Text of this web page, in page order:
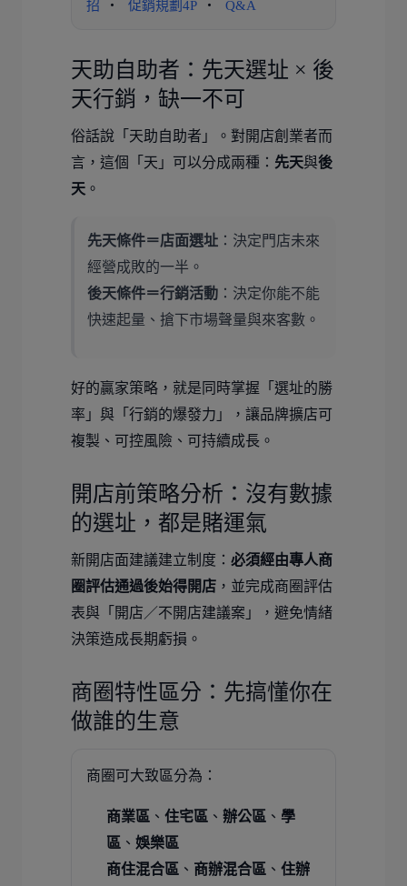
招
・ 促銷規劃4P ・ Q&A
天助自助者：先天選址 × 後
天行銷，缺一不可
俗話說「天助自助者」。對開店創業者而
言，這個「天」可以分成兩種： 先天與後
天 。
先天條件＝店面選址 ：決定門店未來
經營成敗的一半。
後天條件＝行銷活動 ：決定你能不能
快速起量、搶下市場聲量與來客數。
好的贏家策略，就是同時掌握「選址的勝
率」與「行銷的爆發力」，讓品牌擴店可
複製、可控風險、可持續成長。
開店前策略分析：沒有數據
的選址，都是賭運氣
新開店面建議建立制度： 必須經由專人商
圈評估通過後始得開店 ，並完成商圈評估
表與「開店／不開店建議案」，避免情緒
決策造成長期虧損。
商圈特性區分：先搞懂你在
做誰的生意
商圈可大致區分為：
商業區 、 住宅區 、 辦公區 、 學
區 、 娛樂區
商住混合區 、 商辦混合區 、 住辦